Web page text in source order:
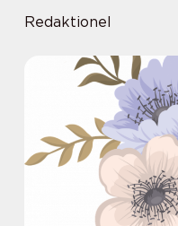
Redaktionel